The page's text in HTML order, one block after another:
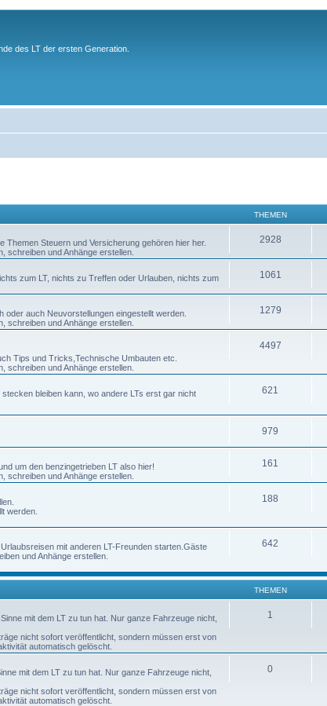
des LT der ersten Generation.
THEMEN
Themen Steuern und Versicherung gehören hier her.
schreiben und Anhänge erstellen.
2928
zum LT, nichts zu Treffen oder Urlauben, nichts zum
1061
auch Neuvorstellungen eingestellt werden.
schreiben und Anhänge erstellen.
1279
Tips und Tricks,Technische Umbauten etc.
schreiben und Anhänge erstellen.
4497
bleiben kann, wo andere LTs erst gar nicht
621
979
um den benzingetrieben LT also hier!
schreiben und Anhänge erstellen.
161
werden.
188
mit anderen LT-Freunden starten.Gäste
und Anhänge erstellen.
642
THEMEN
mit dem LT zu tun hat. Nur ganze Fahrzeuge nicht,
nicht sofort veröffentlicht, sondern müssen erst von
automatisch gelöscht.
1
mit dem LT zu tun hat. Nur ganze Fahrzeuge nicht,
nicht sofort veröffentlicht, sondern müssen erst von
automatisch gelöscht.
0